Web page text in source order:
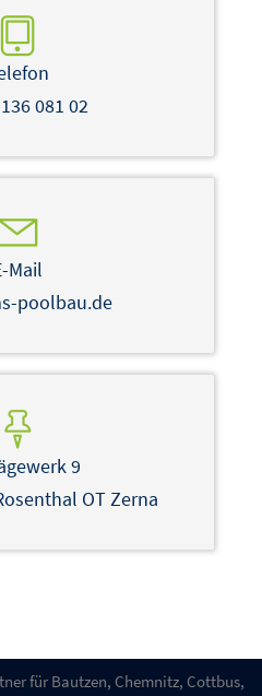
081 02
Mail
poolbau.de
9
OT Zerna
für Bautzen, Chemnitz, Cottbus,